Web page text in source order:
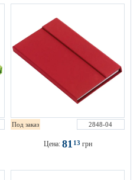
Под заказ 2848-04
Цена: 8113 грн